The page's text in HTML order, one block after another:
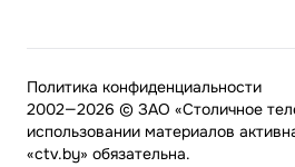
2002—2026 © ЗАО «Столичное
использовании материалов
«ctv.by» обязательна.
Политика конфиденциальности